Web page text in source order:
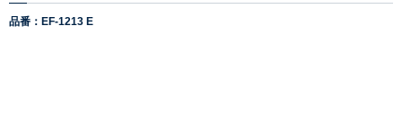
品番：EF-1213 E